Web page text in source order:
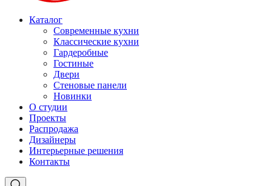
Каталог
Современные кухни
Классические кухни
Гардеробные
Гостиные
Двери
Стеновые панели
Новинки
О студии
Проекты
Распродажа
Дизайнеры
Интерьерные решения
Контакты